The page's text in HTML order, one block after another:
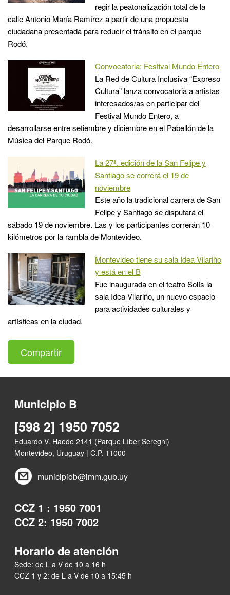
regir la peatonalización total de la
calle Antonio María Ramírez a partir de una propuesta
ciudadana presentada para reducir el tránsito en el parque
Rodó.
Convocatoria: Festival Mundo Entero
La Red de Cultura Inclusiva “Expreso
Cultura” lanza convocatoria a artistas
interesados/as en participar del
Festival Mundo Entero, a
desarrollarse entre setiembre y diciembre en el Pabellón de la
Música del Parque Rodó.
La 27ª. edición de la San Felipe y
Santiago se correrá el 19 de
noviembre
Este año la tradicional carrera de San
Felipe y Santiago se disputará el
sábado 19 de noviembre. Las y los participantes correrán 10
kilómetros por la rambla de Montevideo.
Montevideo tiene su sala Idea Vilariño
y está en el B
Fue inaugurada en el teatro Solís la
sala Idea Vilariño, un nuevo espacio
para actividades culturales y
artísticas en la ciudad.
Compartir
Municipio B
[598 2] 1950 7052
Eduardo V. Haedo 2141 (Parque Líber Seregni)
Montevideo, Uruguay | C.P. 11000
municipiob@imm.gub.uy
CCZ 1 : 1950 7001
CCZ 2: 1950 7002
Horario de atención
Sede: de L a V de 10 a 16 h
CCZ 1 y 2: de L a V de 10 a 15:45 h